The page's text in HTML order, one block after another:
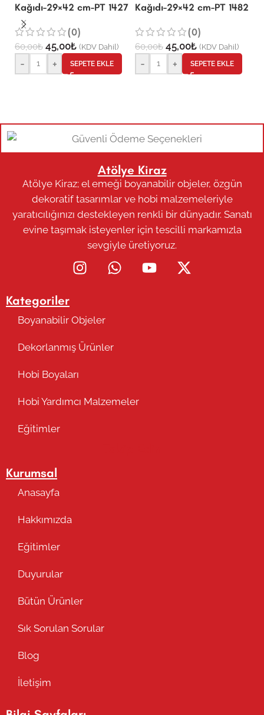
Kağıdı-29×42 cm-PT 1427
(0)
60,00₺ 45,00₺ (KDV Dahil)
- + SEPETE EKLE
Kağıdı-29×42 cm-PT 1482
(0)
60,00₺ 45,00₺ (KDV Dahil)
- + SEPETE EKLE
Atölye Kiraz
Atölye Kiraz; el emeği boyanabilir objeler, özgün
dekoratif tasarımlar ve hobi malzemeleriyle
yaratıcılığınızı destekleyen renkli bir dünyadır. Sanatı
evine taşımak isteyenler için tescilli markamızla
sevgiyle üretiyoruz.
Kategoriler
Boyanabilir Objeler
Dekorlanmış Ürünler
Hobi Boyaları
Hobi Yardımcı Malzemeler
Eğitimler
Kurumsal
Anasayfa
Hakkımızda
Eğitimler
Duyurular
Bütün Ürünler
Sık Sorulan Sorular
Blog
İletişim